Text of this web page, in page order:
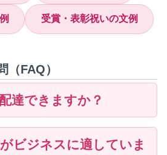
受賞・表彰祝いの文例
（FAQ）
達できますか？
ビジネスに適していま